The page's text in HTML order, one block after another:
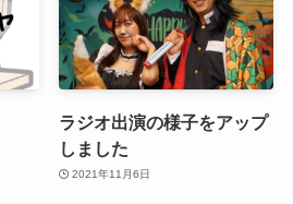
ラジオ出演の様子をアップ
しました
2021年11月6日